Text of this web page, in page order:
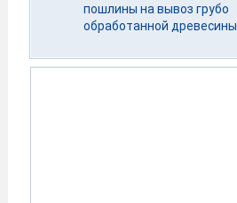
пошлины на вывоз грубо
обработанной древесины